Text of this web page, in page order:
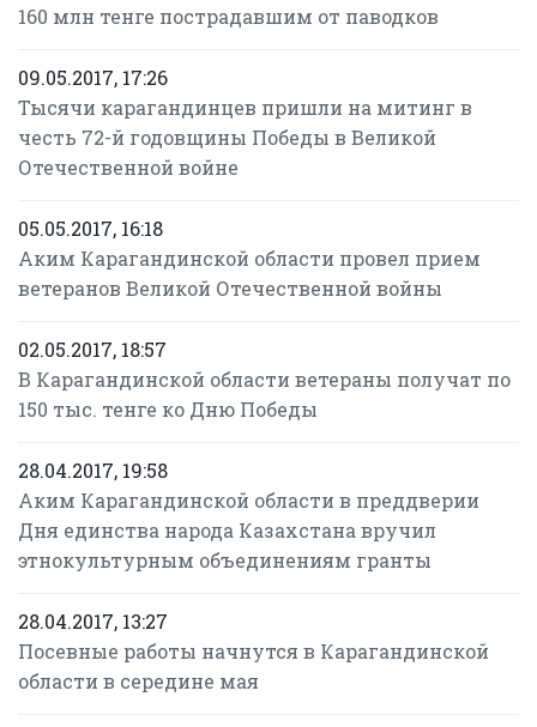
160 млн тенге пострадавшим от паводков
09.05.2017, 17:26
Тысячи карагандинцев пришли на митинг в
честь 72-й годовщины Победы в Великой
Отечественной войне
05.05.2017, 16:18
Аким Карагандинской области провел прием
ветеранов Великой Отечественной войны
02.05.2017, 18:57
В Карагандинской области ветераны получат по
150 тыс. тенге ко Дню Победы
28.04.2017, 19:58
Аким Карагандинской области в преддверии
Дня единства народа Казахстана вручил
этнокультурным объединениям гранты
28.04.2017, 13:27
Посевные работы начнутся в Карагандинской
области в середине мая